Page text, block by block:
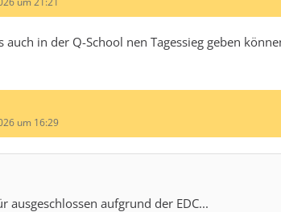
in der Q-School nen Tagessieg geben
um 16:29
ausgeschlossen aufgrund der EDC...